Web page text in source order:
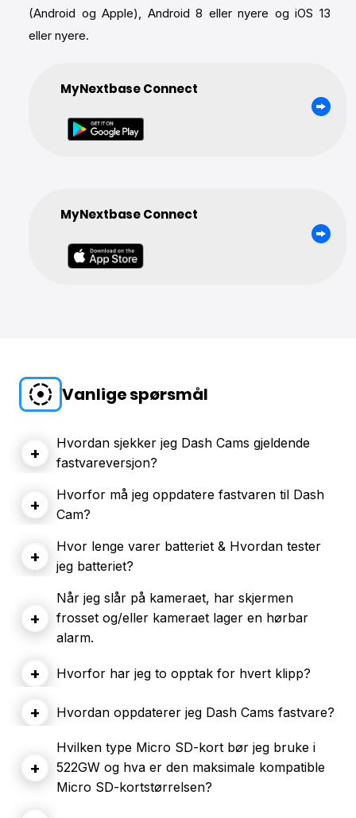
(Android og Apple), Android 8 eller nyere og iOS 13
eller nyere.
MyNextbase Connect
MyNextbase Connect
Vanlige spørsmål
+
Hvordan sjekker jeg Dash Cams gjeldende
fastvareversjon?
+
Hvorfor må jeg oppdatere fastvaren til Dash
Cam?
+
Hvor lenge varer batteriet & Hvordan tester
jeg batteriet?
+
Når jeg slår på kameraet, har skjermen
frosset og/eller kameraet lager en hørbar
alarm.
+ Hvorfor har jeg to opptak for hvert klipp?
+ Hvordan oppdaterer jeg Dash Cams fastvare?
+
Hvilken type Micro SD-kort bør jeg bruke i
522GW og hva er den maksimale kompatible
Micro SD-kortstørrelsen?